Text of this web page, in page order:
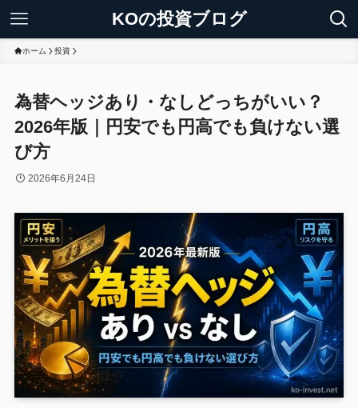
KOの投資ブログ
ホーム 投資
為替ヘッジあり・なしどっちがいい？
2026年版｜円安でも円高でも負けない選
び方
2026年6月24日